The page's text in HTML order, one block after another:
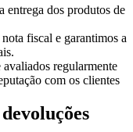
entrega dos produtos de
fiscal e garantimos a
avaliados regularmente
com os clientes